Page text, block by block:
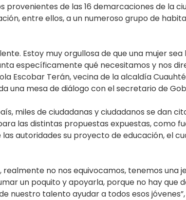
provenientes de las 16 demarcaciones de la
entre ellos, a un numeroso grupo de
Estoy muy orgullosa de que una mujer
específicamente qué necesitamos y nos
Escobar Terán, vecina de la alcaldía
una mesa de diálogo con el secretario de
miles de ciudadanas y ciudadanos se dan
las distintas propuestas expuestas, como
autoridades su proyecto de educación, el
realmente no nos equivocamos, tenemos
un poquito y apoyarla, porque no hay
nuestro talento ayudar a todos esos